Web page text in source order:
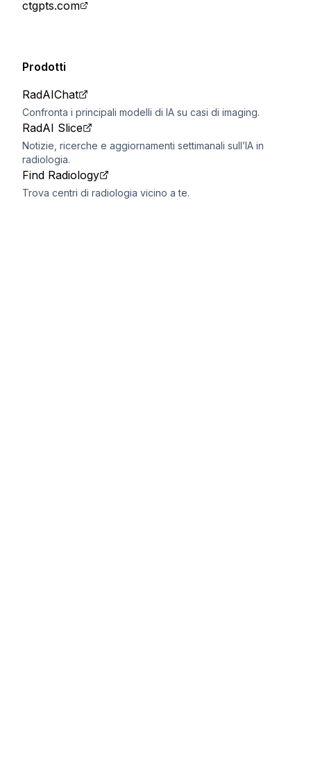
ctgpts.com
Prodotti
RadAIChat
Confronta i principali modelli di IA su casi di imaging.
RadAI Slice
Notizie, ricerche e aggiornamenti settimanali sull’IA in
radiologia.
Find Radiology
Trova centri di radiologia vicino a te.